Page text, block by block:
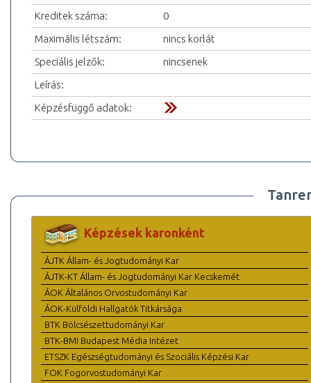
Kreditek száma:
0
Maximális létszám:
nincs korlát
Speciális jelzők:
nincsenek
Leírás:
Képzésfüggő adatok:
Képzések karonként
ÁJTK Állam- és Jogtudományi Kar
ÁJTK-KT Állam- és Jogtudományi Kar Kecskemét
ÁOK Általános Orvostudományi Kar
ÁOK-Külföldi Hallgatók Titkársága
BTK Bölcsészettudományi Kar
BTK-BMI Budapest Média Intézet
ETSZK Egészségtudományi és Szociális Képzési Kar
FOK Fogorvostudományi Kar